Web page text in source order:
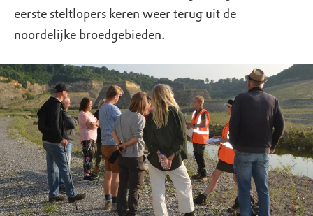
eerste steltlopers keren weer terug uit de
noordelijke broedgebieden.